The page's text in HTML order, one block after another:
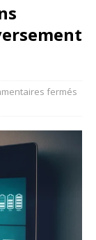
fermés